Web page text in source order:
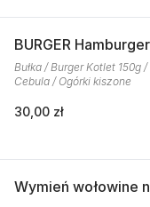
BURGER Hamburger
Bułka / Burger Kotlet 150g
Cebula / Ogórki kiszone
30,00 zł
Wymień wołowine